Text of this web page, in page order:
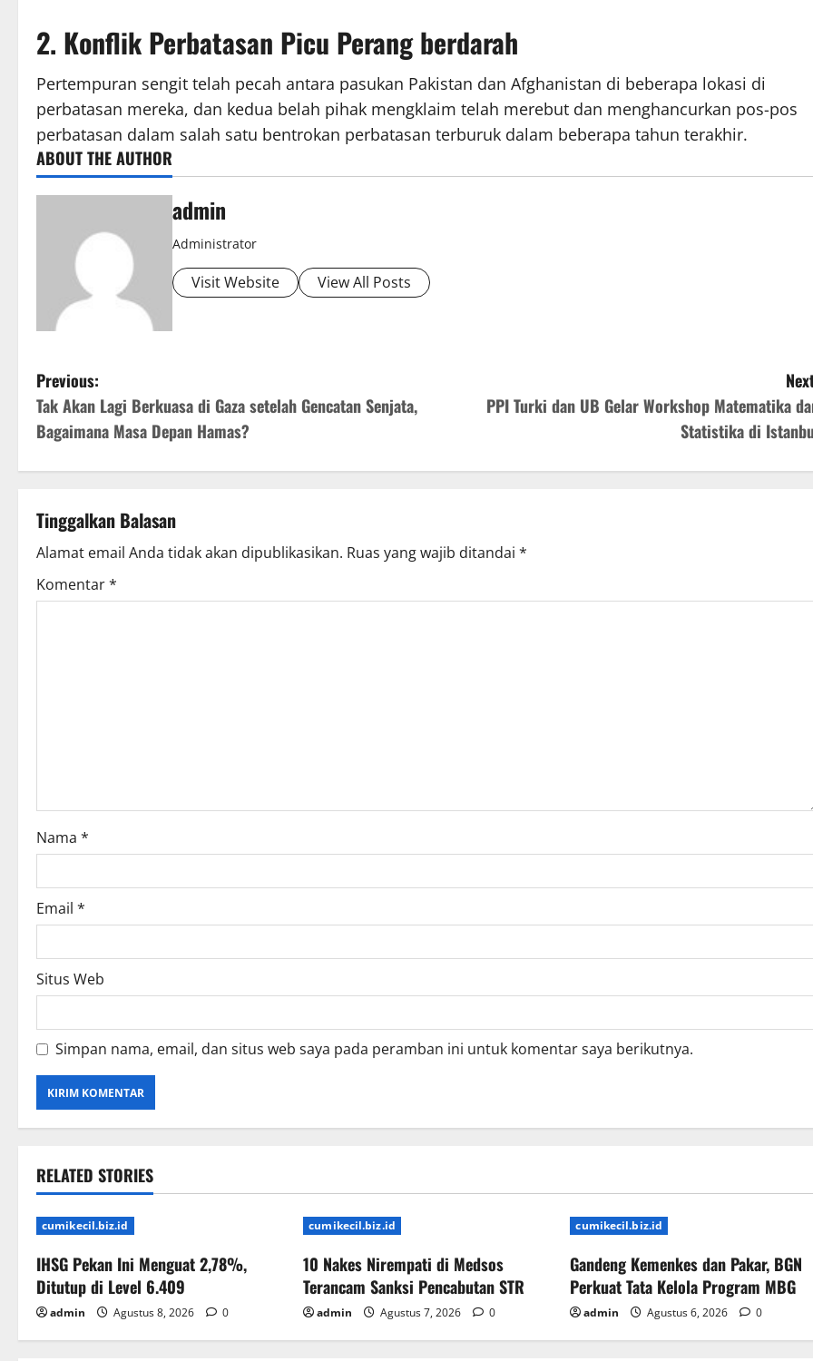
2. Konflik Perbatasan Picu Perang berdarah
Pertempuran sengit telah pecah antara pasukan Pakistan dan Afghanistan di beberapa lokasi di
perbatasan mereka, dan kedua belah pihak mengklaim telah merebut dan menghancurkan pos-pos
perbatasan dalam salah satu bentrokan perbatasan terburuk dalam beberapa tahun terakhir.
ABOUT THE AUTHOR
admin
Administrator
Visit Website View All Posts
P
o
s
n
a
v
i
o
n
Previous:
Tak Akan Lagi Berkuasa di Gaza setelah Gencatan Senjata,
Bagaimana Masa Depan Hamas?
PPI Turki dan UB Gelar Workshop Matematika
Statistika di
Tinggalkan Balasan
Alamat email Anda tidak akan dipublikasikan. Ruas yang wajib ditandai *
Komentar*
Nama *
Email *
Situs Web
Simpan nama, email, dan situs web saya pada peramban ini untuk komentar saya berikutnya.
RELATED STORIES
cumikecil.biz.id
IHSG Pekan Ini Menguat 2,78%,
Ditutup di Level 6.409
admin Agustus 8, 2026 0
cumikecil.biz.id
10 Nakes Nirempati di Medsos
Terancam Sanksi Pencabutan STR
admin Agustus 7, 2026 0
cumikecil.biz.id
Gandeng Kemenkes dan Pakar, BGN
Perkuat Tata Kelola Program MBG
admin Agustus 6, 2026 0